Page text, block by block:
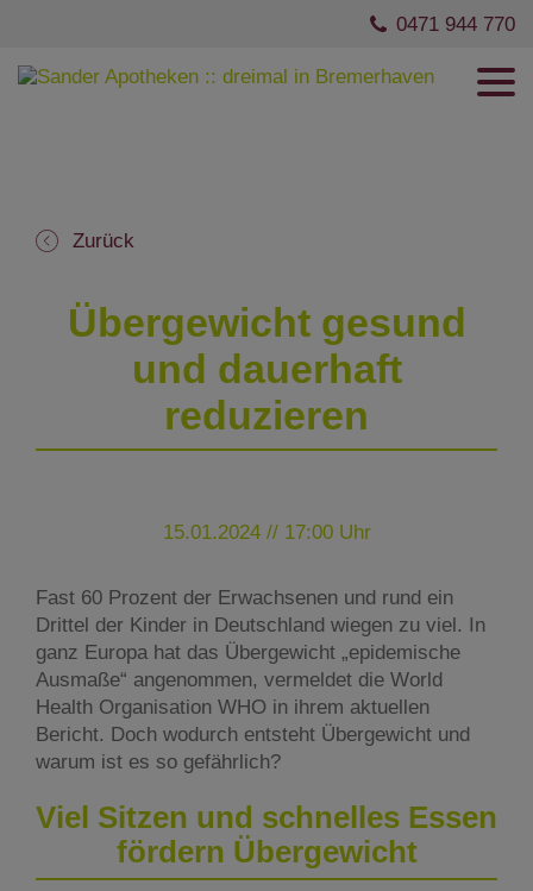
0471 944 770
Zurück
Übergewicht gesund
und dauerhaft
reduzieren
15.01.2024 // 17:00 Uhr
Fast 60 Prozent der Erwachsenen und rund ein
Drittel der Kinder in Deutschland wiegen zu viel. In
ganz Europa hat das Übergewicht „epidemische
Ausmaße“ angenommen, vermeldet die World
Health Organisation WHO in ihrem aktuellen
Bericht. Doch wodurch entsteht Übergewicht und
warum ist es so gefährlich?
Viel Sitzen und schnelles Essen
fördern Übergewicht